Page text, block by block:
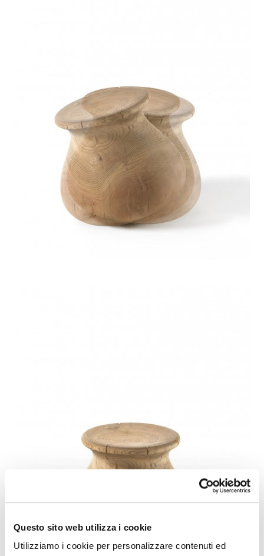
Questo sito web utilizza i cookie
Utilizziamo i cookie per personalizzare contenuti ed